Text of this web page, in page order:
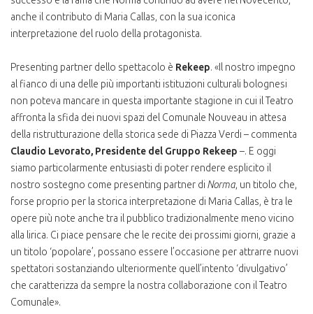
anche il contributo di Maria Callas, con la sua iconica
interpretazione del ruolo della protagonista.
Presenting partner dello spettacolo è Rekeep. «Il nostro impegno
al fianco di una delle più importanti istituzioni culturali bolognesi
non poteva mancare in questa importante stagione in cui il Teatro
affronta la sfida dei nuovi spazi del Comunale Nouveau in attesa
della ristrutturazione della storica sede di Piazza Verdi – commenta
Claudio Levorato, Presidente del Gruppo Rekeep –. E oggi
siamo particolarmente entusiasti di poter rendere esplicito il
nostro sostegno come presenting partner di Norma, un titolo che,
forse proprio per la storica interpretazione di Maria Callas, è tra le
opere più note anche tra il pubblico tradizionalmente meno vicino
alla lirica. Ci piace pensare che le recite dei prossimi giorni, grazie a
un titolo ‘popolare’, possano essere l’occasione per attrarre nuovi
spettatori sostanziando ulteriormente quell’intento ‘divulgativo’
che caratterizza da sempre la nostra collaborazione con il Teatro
Comunale».